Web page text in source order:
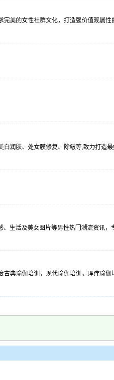
美的女性社群文化，打造强价值观属性
润肤、处女膜修复、除皱等,致力打造最
生活及美女图片等男性热门潮流资讯，
典瑜伽培训，现代瑜伽培训，理疗瑜